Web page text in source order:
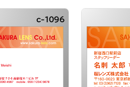
c-1096